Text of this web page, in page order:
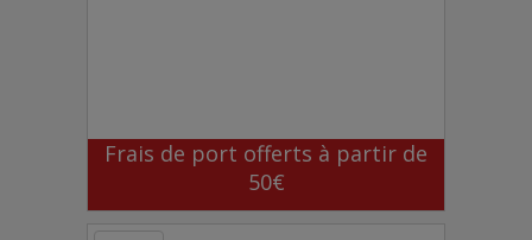
Frais de port offerts à partir de
50€